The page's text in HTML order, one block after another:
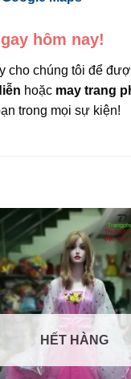
hôm nay!
cho chúng tôi để
hoặc may trang
trong mọi sự kiện!
HẾT HÀNG